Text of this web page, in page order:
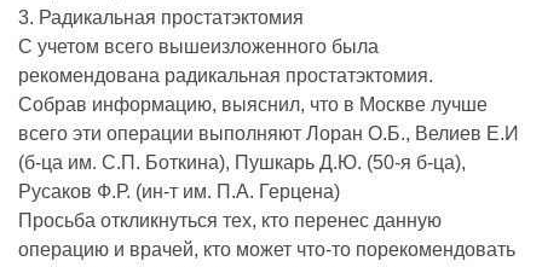
3. Радикальная простатэктомия
С учетом всего вышеизложенного была
рекомендована радикальная простатэктомия.
Собрав информацию, выяснил, что в Москве лучше
всего эти операции выполняют Лоран О.Б., Велиев Е.И
(б-ца им. С.П. Боткина), Пушкарь Д.Ю. (50-я б-ца),
Русаков Ф.Р. (ин-т им. П.А. Герцена)
Просьба откликнуться тех, кто перенес данную
операцию и врачей, кто может что-то порекомендовать